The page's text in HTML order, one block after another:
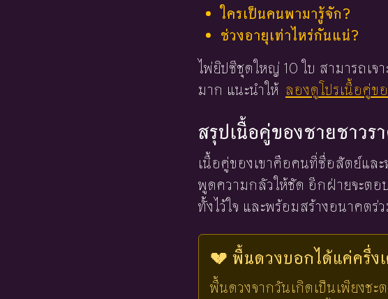
ใครเป็นคนพามารู้จัก?
ช่วงอายุเท่าไหร่กันแน่?
ไพ่ยิปซีชุดใหญ่ 10 ใบ สามารถเจ
มาก แนะนำให้ ลองดูโปรเนื้อคู่ขอ
สรุปเนื้อคู่ของชายชาวร
เนื้อคู่ของเขาคือคนที่ซื่อสัตย์แล
พูดความกลัวให้ชัด อีกฝ่ายจะตอ
ทั้งไว้ใจ และพร้อมสร้างอนาคตร่
💔 พื้นดวงบอกได้แค่ครึ่ง
พื้นดวงจากวันเกิดเป็นเพียงชะ